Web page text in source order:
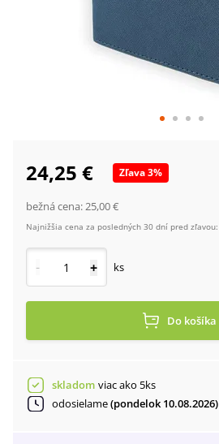
24,25 € Zľava3%
bežná cena:25,00 €
Najnižšia cena za posledných 30 dní pred zľavou:
- + ks
Do košíka
skladom viac ako 5ks
odosielame(pondelok 10.08.2026)